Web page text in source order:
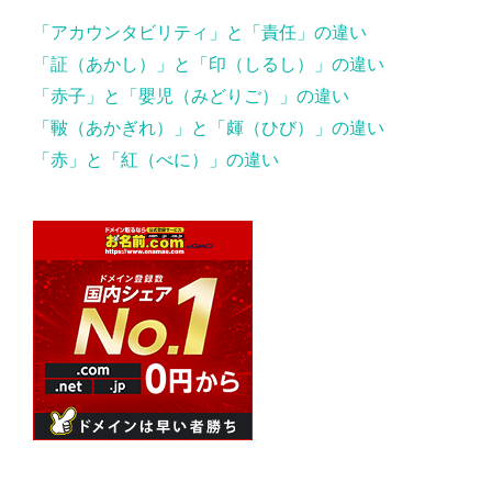
「アカウンタビリティ」と「責任」の違い
「証（あかし）」と「印（しるし）」の違い
「赤子」と「嬰児（みどりご）」の違い
「皸（あかぎれ）」と「皹（ひび）」の違い
「赤」と「紅（べに）」の違い